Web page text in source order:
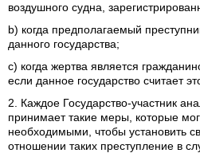
воздушного судна,
b) когда предполагаемый
данного государства;
с) когда жертва является
если данное государство считает
2. Каждое Государство-участник
принимает такие меры, которые
необходимыми, чтобы установить
отношении таких преступление в